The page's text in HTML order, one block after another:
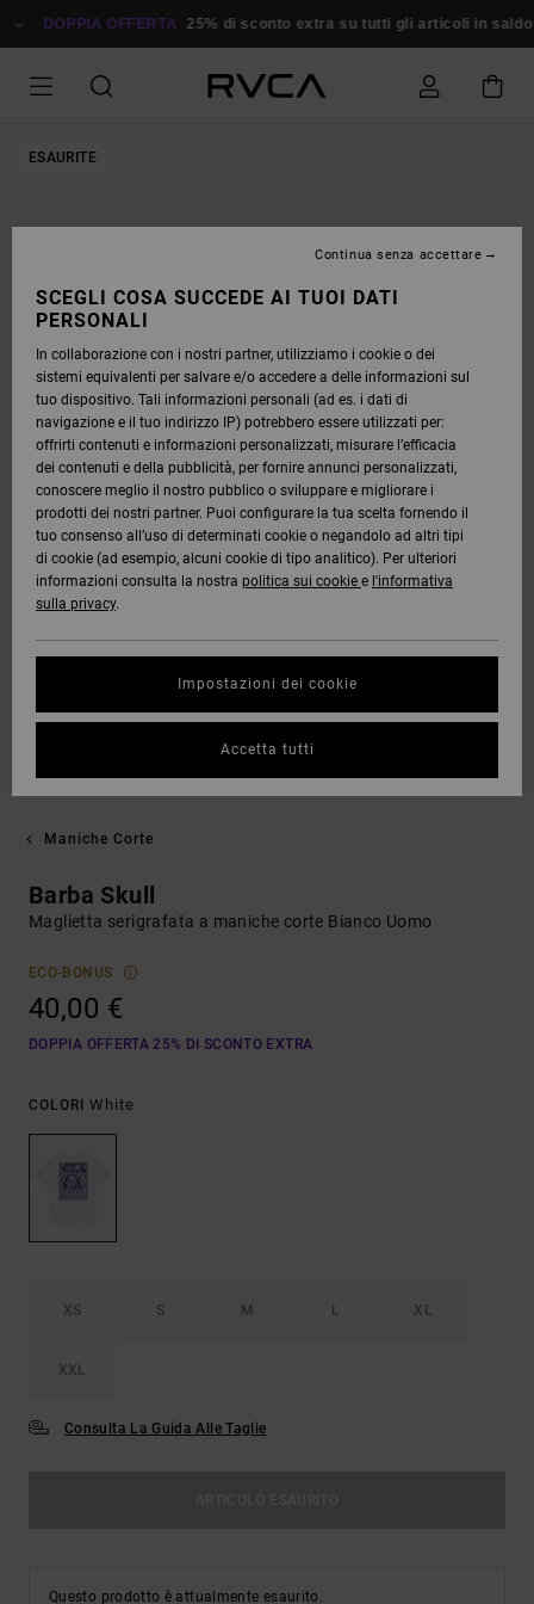
ALLE DOPPIA OFFERTA 25% di sconto extra su tutti gli articoli in saldo
ESAURITE
Maniche Corte
Barba Skull
Maglietta serigrafata a maniche corte Bianco Uomo
ECO-BONUS
40,00 €
DOPPIA OFFERTA 25% DI SCONTO EXTRA
COLORI White
XS S M L XL
XXL
Consulta La Guida Alle Taglie
Questo prodotto è attualmente esaurito.
SCEGLI COSA SUCCEDE AI TUOI DATI
PERSONALI
In collaborazione con i nostri partner, utilizziamo i cookie o dei
sistemi equivalenti per salvare e/o accedere a delle informazioni sul
tuo dispositivo. Tali informazioni personali (ad es. i dati di
navigazione e il tuo indirizzo IP) potrebbero essere utilizzati per:
offrirti contenuti e informazioni personalizzati, misurare l’efficacia
dei contenuti e della pubblicità, per fornire annunci personalizzati,
conoscere meglio il nostro pubblico o sviluppare e migliorare i
prodotti dei nostri partner. Puoi configurare la tua scelta fornendo il
tuo consenso all’uso di determinati cookie o negandolo ad altri tipi
di cookie (ad esempio, alcuni cookie di tipo analitico). Per ulteriori
informazioni consulta la nostra politica sui cookie e l'informativa
sulla privacy.
Impostazioni dei cookie
Continua senza accettare
Accetta tutti